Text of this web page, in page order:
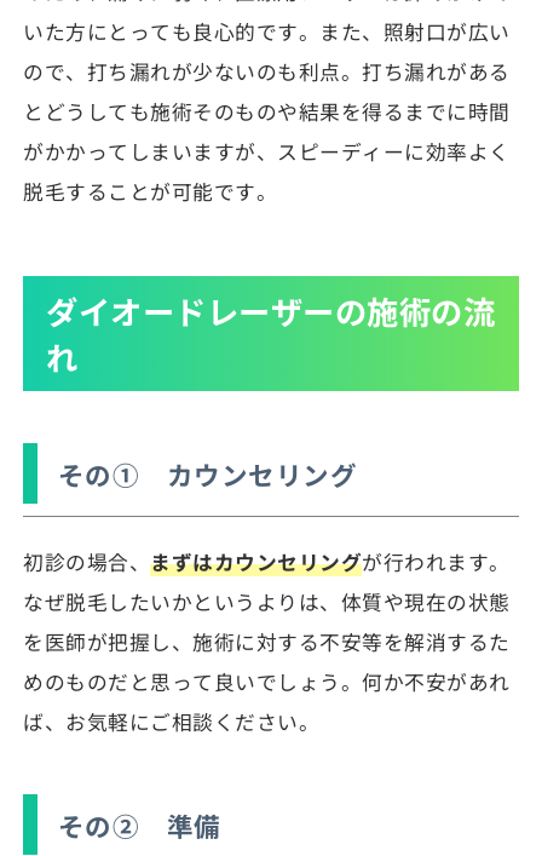
いた方にとっても良心的です。また、照射口が広い
ので、打ち漏れが少ないのも利点。打ち漏れがある
とどうしても施術そのものや結果を得るまでに時間
がかかってしまいますが、スピーディーに効率よく
脱毛することが可能です。
ダイオードレーザーの施術の流
れ
その① カウンセリング
初診の場合、まずはカウンセリングが行われます。
なぜ脱毛したいかというよりは、体質や現在の状態
を医師が把握し、施術に対する不安等を解消するた
めのものだと思って良いでしょう。何か不安があれ
ば、お気軽にご相談ください。
その② 準備